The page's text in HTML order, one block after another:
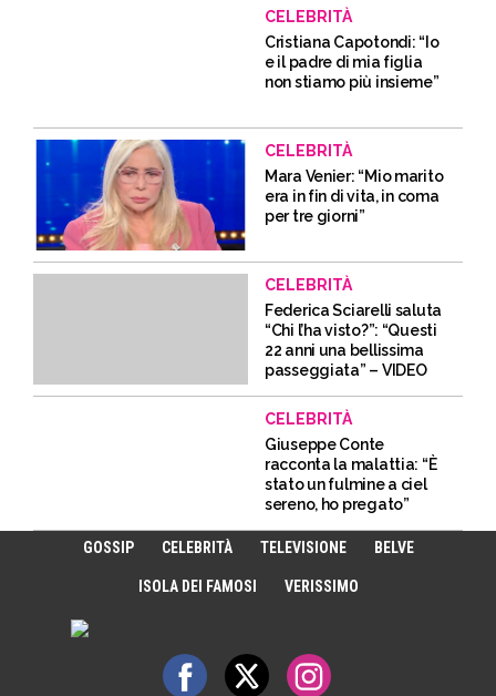
CELEBRITÀ
Cristiana Capotondi: “Io
e il padre di mia figlia
non stiamo più insieme”
CELEBRITÀ
Mara Venier: “Mio marito
era in fin di vita, in coma
per tre giorni”
CELEBRITÀ
Federica Sciarelli saluta
“Chi l’ha visto?”: “Questi
22 anni una bellissima
passeggiata” – VIDEO
CELEBRITÀ
Giuseppe Conte
racconta la malattia: “È
stato un fulmine a ciel
sereno, ho pregato”
GOSSIP CELEBRITÀ TELEVISIONE BELVE
ISOLA DEI FAMOSI VERISSIMO